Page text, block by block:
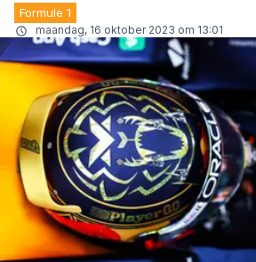
Formule 1
maandag, 16 oktober 2023 om 13:01